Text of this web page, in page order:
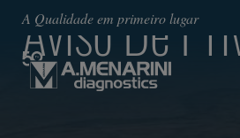
A Qualidade em primeiro lugar
Aviso De